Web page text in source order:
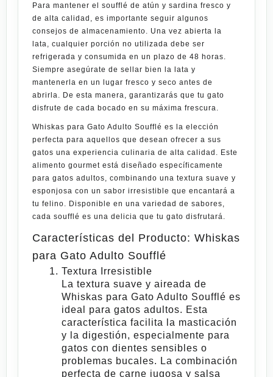
Para mantener el soufflé de atún y sardina fresco y
de alta calidad, es importante seguir algunos
consejos de almacenamiento. Una vez abierta la
lata, cualquier porción no utilizada debe ser
refrigerada y consumida en un plazo de 48 horas.
Siempre asegúrate de sellar bien la lata y
mantenerla en un lugar fresco y seco antes de
abrirla. De esta manera, garantizarás que tu gato
disfrute de cada bocado en su máxima frescura.
Whiskas para Gato Adulto Soufflé es la elección
perfecta para aquellos que desean ofrecer a sus
gatos una experiencia culinaria de alta calidad. Este
alimento gourmet está diseñado específicamente
para gatos adultos, combinando una textura suave y
esponjosa con un sabor irresistible que encantará a
tu felino. Disponible en una variedad de sabores,
cada soufflé es una delicia que tu gato disfrutará.
Características del Producto: Whiskas
para Gato Adulto Soufflé
Textura Irresistible
La textura suave y aireada de
Whiskas para Gato Adulto Soufflé es
ideal para gatos adultos. Esta
característica facilita la masticación
y la digestión, especialmente para
gatos con dientes sensibles o
problemas bucales. La combinación
perfecta de carne jugosa y salsa